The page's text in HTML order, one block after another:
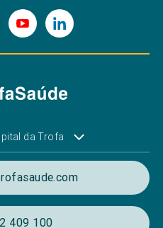
da Trofa
409 100